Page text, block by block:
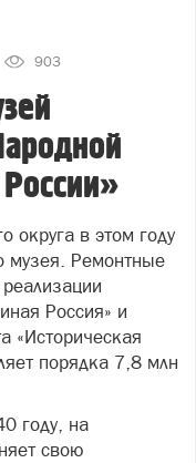
903
округа в этом году
музея. Ремонтные
Россия» и
«Историческая
порядка 7,8 млн
году, на
свою